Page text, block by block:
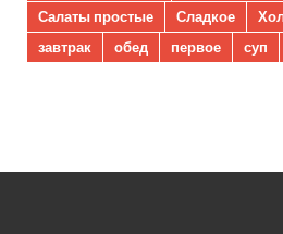
Салаты простые
Сладкое
завтрак
обед первое суп